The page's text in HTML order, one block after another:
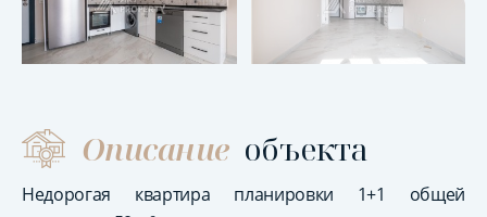
Описание объекта
Недорогая квартира планировки 1+1 общей